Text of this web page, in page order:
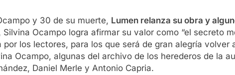
y 30 de su muerte, Lumen relanza su obra y
Ocampo logra afirmar su valor como “el secreto
los lectores, para los que será de gran alegría
Ocampo, algunas del archivo de los herederos de la
Daniel Merle y Antonio Capria.